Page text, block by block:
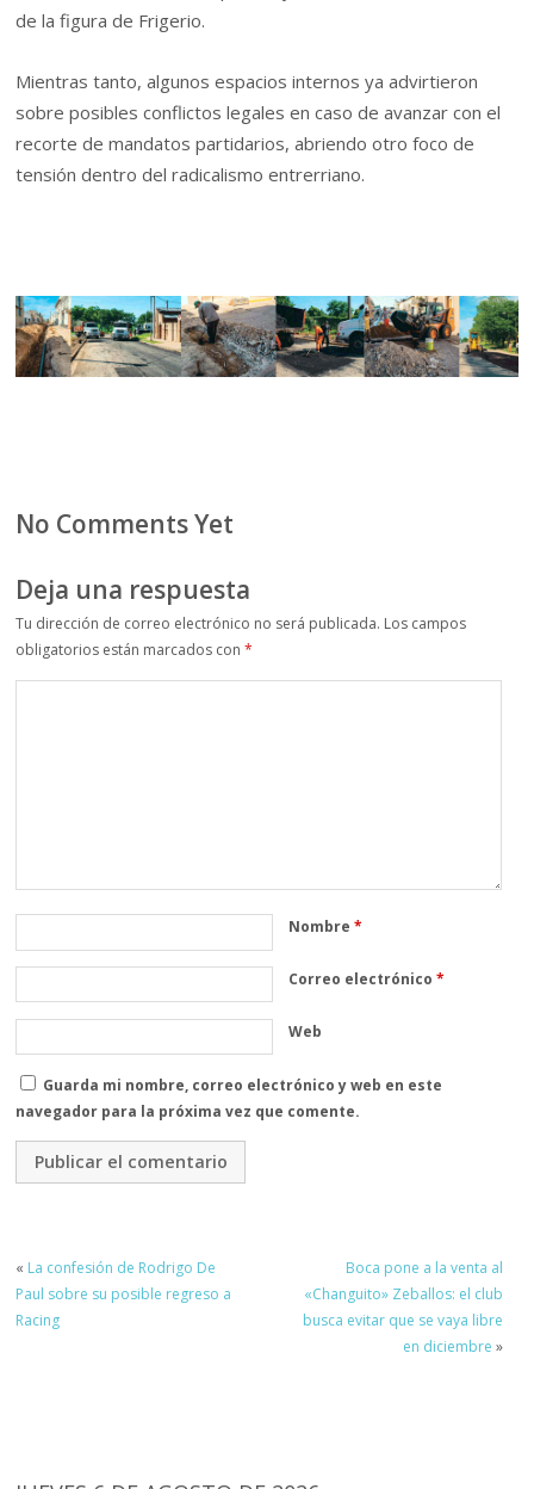
de la figura de Frigerio.
Mientras tanto, algunos espacios internos ya advirtieron
sobre posibles conflictos legales en caso de avanzar con el
recorte de mandatos partidarios, abriendo otro foco de
tensión dentro del radicalismo entrerriano.
No Comments Yet
Deja una respuesta
Tu dirección de correo electrónico no será publicada. Los campos
obligatorios están marcados con*
Nombre*
Correo electrónico*
Web
Guarda mi nombre, correo electrónico y web en este
navegador para la próxima vez que comente.
« La confesión de Rodrigo De
Paul sobre su posible regreso a
Racing
Boca pone a la venta al
«Changuito» Zeballos: el club
busca evitar que se vaya libre
en diciembre »